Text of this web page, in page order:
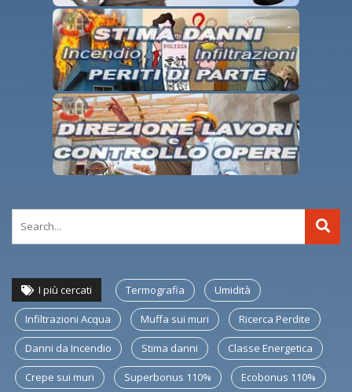
I più cercati Termografia Umidità
Infiltrazioni Acqua Muffa sui muri Ricerca Perdite
Danni da Incendio Stima danni Classe Energetica
Crepe sui muri Superbonus 110% Ecobonus 110%